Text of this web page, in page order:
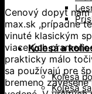
Kolesá a
Kolesá
Kolesá
Cenový dopyt
max.sk ,prípadne
vinuté klasickým
viacerých
prakticky málo
sa používajú pre
bremeno